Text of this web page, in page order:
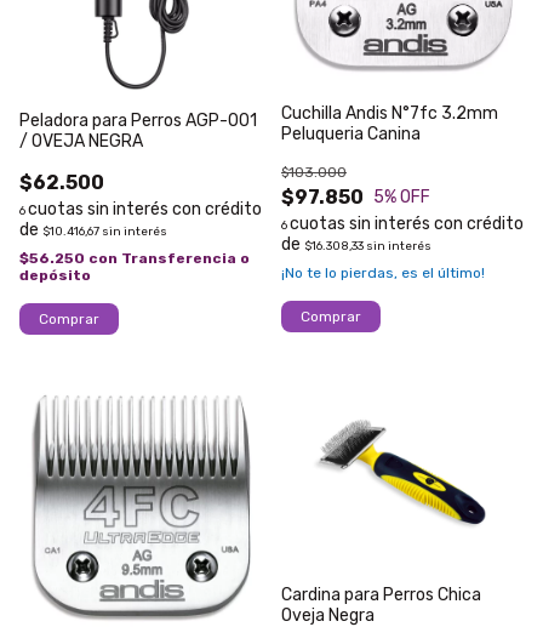
Peladora para Perros AGP-001
/ OVEJA NEGRA
$62.500
6
$10.416,67 sin interés
$56.250 con Transferencia o
depósito
Cuchilla Andis N°7fc 3.2mm
Peluqueria Canina
$97.850
$103.000
5% OFF
6
$16.308,33 sin interés
¡No te lo pierdas, es el último!
Cardina para Perros Chica
Oveja Negra